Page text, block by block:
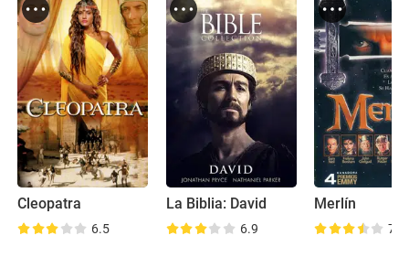
Cleopatra
6.5
La Biblia: David
6.9
Merlín
7.1